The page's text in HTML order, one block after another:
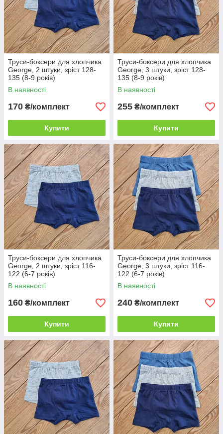
Труси-боксери для хлопчика
George, 2 штуки, зріст 128-
135 (8-9 років)
В наявності
170 ₴/комплект
Купити
Труси-боксери для хлопчика
George, 3 штуки, зріст 128-
135 (8-9 років)
В наявності
255 ₴/комплект
Купити
Труси-боксери для хлопчика
George, 2 штуки, зріст 116-
122 (6-7 років)
В наявності
160 ₴/комплект
Купити
Труси-боксери для хлопчика
George, 3 штуки, зріст 116-
122 (6-7 років)
В наявності
240 ₴/комплект
Купити